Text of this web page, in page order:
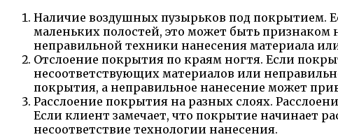
Наличие воздушных пузырьков под покрытием.
маленьких полостей, это может быть признаком
неправильной техники нанесения материала
Отслоение покрытия по краям ногтя. Если
несоответствующих материалов или
покрытия, а неправильное нанесение может
Расслоение покрытия на разных слоях.
Если клиент замечает, что покрытие начинает
несоответствие технологии нанесения.